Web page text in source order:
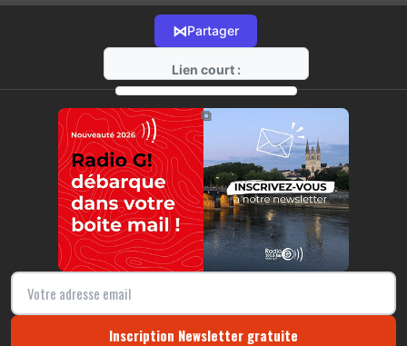
⋈Partager
Lien court :
https://radio-g.fr?15190
⧉
Inscription Newsletter gratuite